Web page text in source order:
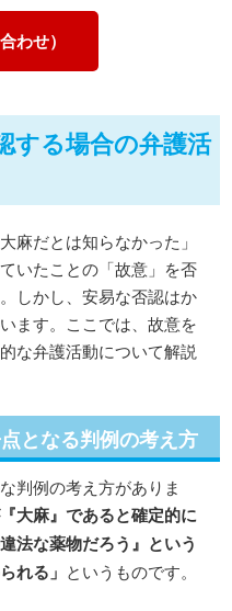
わせ）
する場合の弁護活
麻だとは知らなかった」
いたことの「故意」を否
しかし、安易な否認はか
ます。ここでは、故意を
な弁護活動について解説
となる判例の考え方
判例の考え方がありま
大麻』であると確定的に
法な薬物だろう』という
れる」 というものです。